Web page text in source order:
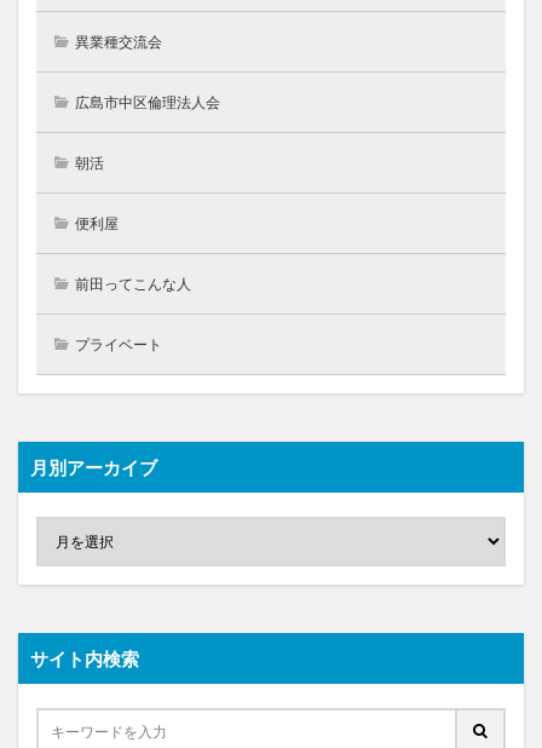
異業種交流会
広島市中区倫理法人会
朝活
便利屋
前田ってこんな人
プライベート
月別アーカイブ
サイト内検索